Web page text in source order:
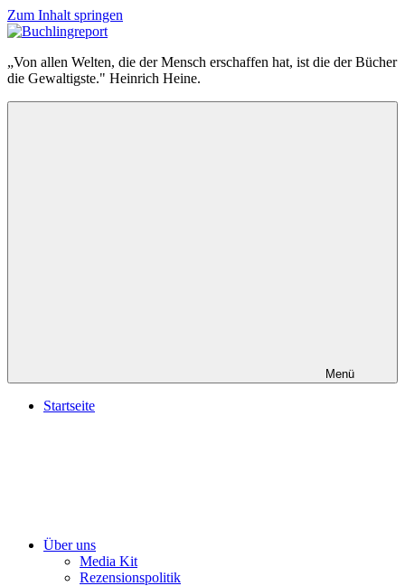
Zum Inhalt springen
Buchlingreport
„Von allen Welten, die der Mensch erschaffen hat, ist die der Bücher
die Gewaltigste." Heinrich Heine.
Menü
Startseite
Über uns
Media Kit
Rezensionspolitik